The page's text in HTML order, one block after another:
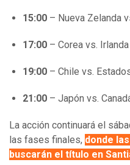
15:00 – Nueva Zelanda
17:00 – Corea vs.
19:00 – Chile vs.
21:00 – Japón vs.
La acción continuará el
las fases finales, donde
buscarán el título en